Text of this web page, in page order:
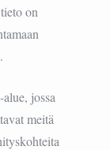
on
jossa
meitä